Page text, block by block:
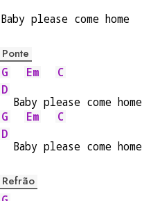
Baby please come home
Ponte
G
Em
C
D
  Baby please come home
G
Em
C
D
  Baby please come home
Refrão